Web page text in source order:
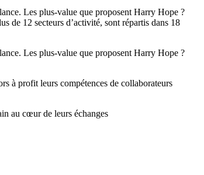
Les plus-value que proposent Harry Hope ?
de 12 secteurs d’activité, sont répartis dans 18
Les plus-value que proposent Harry Hope ?
à profit leurs compétences de collaborateurs
au cœur de leurs échanges